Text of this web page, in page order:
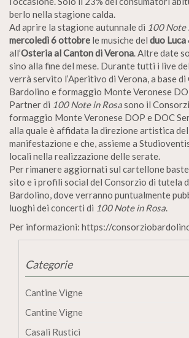
berlo nella stagione calda.
Ad aprire la stagione autunnale di 100 Note
mercoledì 6 ottobre le musiche del duo
all’Osteria al Canton di Verona . Altre date
sino alla fine del mese. Durante tutti i live
verrà servito l’Aperitivo di Verona, a base
Bardolino e formaggio Monte Veronese
Partner di 100 Note in Rosasono il
formaggio Monte Veronese DOP e DOC
alla quale è affidata la direzione artistica
manifestazione e che, assieme a
locali nella realizzazione delle serate.
Per rimanere aggiornati sul cartellone
sito e i profili social del Consorzio di tutela
Bardolino, dove verranno puntualmente
luoghi dei concerti di 100 Note in Rosa
Per informazioni: https://
Categorie
Cantine Vigne
Cantine Vigne
Casali Rustici